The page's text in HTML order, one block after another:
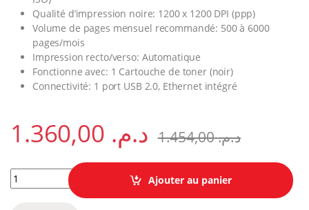
Qualité d’impression noire: 1200 x 1200 DPI (ppp)
Volume de pages mensuel recommandé: 500 à 6000
pages/mois
Impression recto/verso: Automatique
Fonctionne avec: 1 Cartouche de toner (noir)
Connectivité: 1 port USB 2.0, Ethernet intégré
د.م. د.م.1.454,00
Imprimante Laser Monochrome Lexmark B2338dw (36SC130)
Ajouter au panier